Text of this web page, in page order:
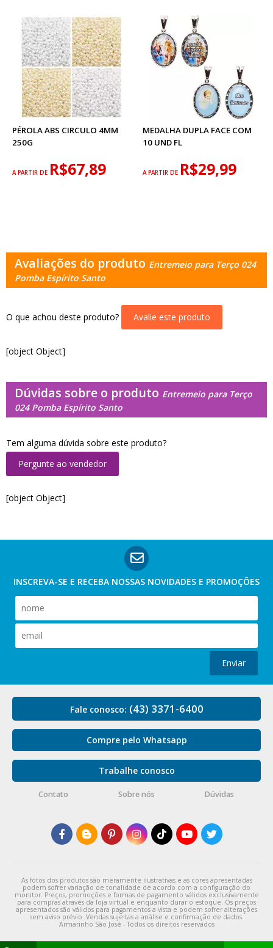
PÉROLA ABS CIRCULO 4MM
250G
A PARTIR DE R$67,89
MEDALHA DUPLA FACE COM
10 UND FL
A PARTIR DE R$29,99
Avaliações do produto Entremeio para Terço 024
Pomba Espírito Santo
O que achou deste produto? Avalie este produto
[object Object]
Dúvidas sobre o produto Entremeio para Terço
024 Pomba Espírito Santo
Tem alguma dúvida sobre este produto?
Pergunte ao vendedor
[object Object]
INSCREVA-SE E RECEBA NOSSAS NOVIDADES E PROMOÇÕES
Enviar
Fale conosco: (43) 3371-6400
Compre pelo Whatsapp
Trabalhe conosco
Contato Sobre nós Dúvidas
As fotos dos produtos são meramente ilustrativas e as cores apresentadas
podem sofrer variação de tonalidade de acordo com a configuração do
monitor. Preços, promoções e formas de pagamento válidos exclusivamente
para compras através da loja virtual e enquanto durar o estoque. Os preços
apresentados são válidos para pagamentos a vista e podem sofrer alterações
sem aviso prévio. Vendas sujeitas a análise e confirmação de dados.
Armarinho São José - Todos os direitos reservados